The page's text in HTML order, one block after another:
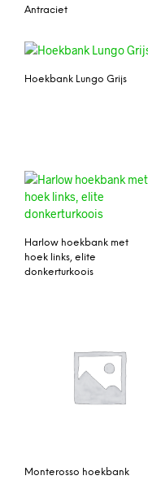
Antraciet
Hoekbank Lungo Grijs
Harlow hoekbank met
hoek links, elite
donkerturkoois
Monterosso hoekbank